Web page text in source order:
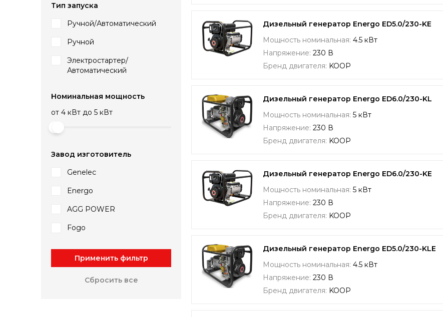
Тип запуска
Ручной/Автоматический
Ручной
Электростартер/
Автоматический
Номинальная мощность
от 4 кВт до 5 кВт
Завод изготовитель
Genelec
Energo
AGG POWER
Fogo
Применить фильтр
Сбросить все
Дизельный генератор Energo ED5.0/230-KE
Мощность номинальная: 4.5 кВт
Напряжение: 230 В
Бренд двигателя: KOOP
Дизельный генератор Energo ED6.0/230-KL
Мощность номинальная: 5 кВт
Напряжение: 230 В
Бренд двигателя: KOOP
Дизельный генератор Energo ED6.0/230-KE
Мощность номинальная: 5 кВт
Напряжение: 230 В
Бренд двигателя: KOOP
Дизельный генератор Energo ED5.0/230-KLE
Мощность номинальная: 4.5 кВт
Напряжение: 230 В
Бренд двигателя: KOOP